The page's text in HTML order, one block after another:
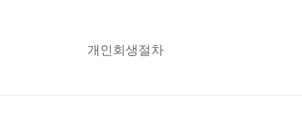
개인회생절차